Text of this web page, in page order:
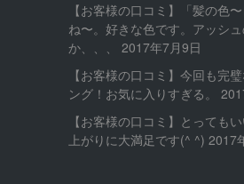
【お客様の口コミ】「髪の色
ね〜。好きな色です。アッシ
か、、、
2017年7月9日
【お客様の口コミ】今回も完
ング！お気に入りすぎる。
【お客様の口コミ】とっても
上がりに大満足です(^ ^) 2017